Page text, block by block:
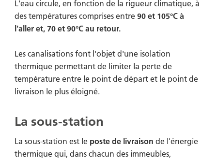
L'eau circule, en fonction de la rigueur climatique, à
des températures comprises entre 90 et 105°C à
l'aller et, 70 et 90°C au retour.
Les canalisations font l'objet d'une isolation
thermique permettant de limiter la perte de
température entre le point de départ et le point de
livraison le plus éloigné.
La sous-station
La sous-station est le poste de livraison de l'énergie
thermique qui, dans chacun des immeubles,